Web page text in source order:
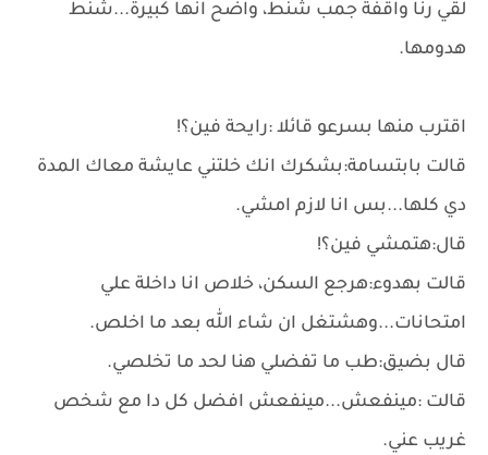
لقي رنا واقفة جمب شنط، واضح انها كبيرة...شنط
هدومها.
اقترب منها بسرعو قائلا :رايحة فين؟!
قالت بابتسامة:بشكرك انك خلتني عايشة معاك المدة
دي كلها...بس انا لازم امشي.
قال:هتمشي فين؟!
قالت بهدوء:هرجع السكن، خلاص انا داخلة علي
امتحانات...وهشتغل ان شاء الله بعد ما اخلص.
قال بضيق:طب ما تفضلي هنا لحد ما تخلصي.
قالت :مينفعش...مينفعش افضل كل دا مع شخص
غريب عني.